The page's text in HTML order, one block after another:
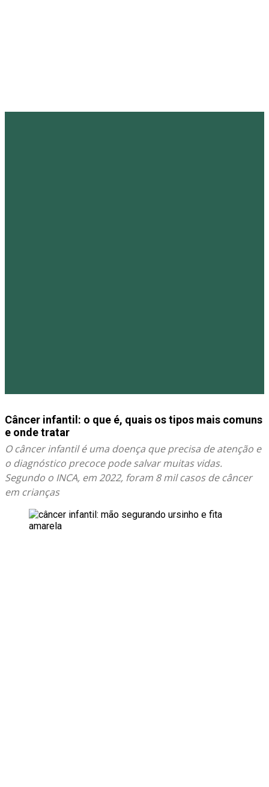
Câncer infantil: o que é, quais os tipos mais comuns
e onde tratar
O câncer infantil é uma doença que precisa de atenção e
o diagnóstico precoce pode salvar muitas vidas.
Segundo o INCA, em 2022, foram 8 mil casos de câncer
em crianças